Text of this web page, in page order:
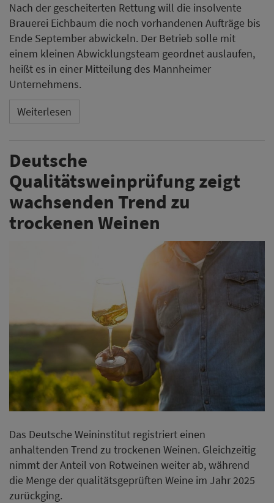
Nach der gescheiterten Rettung will die insolvente
Brauerei Eichbaum die noch vorhandenen Aufträge bis
Ende September abwickeln. Der Betrieb solle mit
einem kleinen Abwicklungsteam geordnet auslaufen,
heißt es in einer Mitteilung des Mannheimer
Unternehmens.
Weiterlesen
Deutsche
Qualitätsweinprüfung zeigt
wachsenden Trend zu
trockenen Weinen
Das Deutsche Weininstitut registriert einen
anhaltenden Trend zu trockenen Weinen. Gleichzeitig
nimmt der Anteil von Rotweinen weiter ab, während
die Menge der qualitätsgeprüften Weine im Jahr 2025
zurückging.